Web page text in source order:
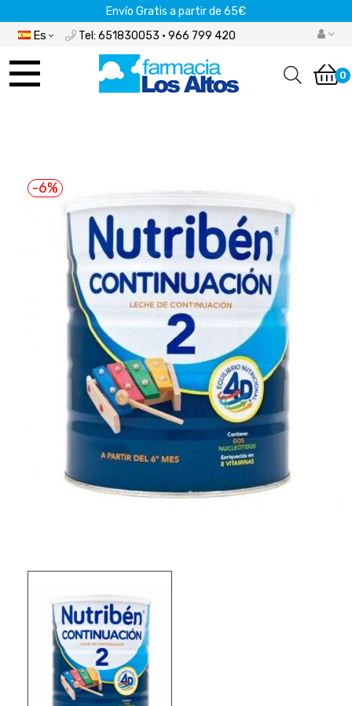
Envío Gratis a partir de 65€
Es Tel: 651830053 · 966 799 420
Navegación 0
-6%